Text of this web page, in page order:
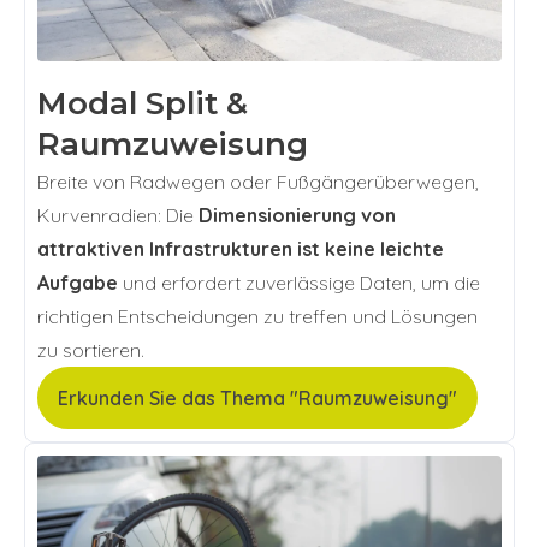
Modal Split &
Raumzuweisung
Breite von Radwegen oder Fußgängerüberwegen,
Kurvenradien: Die Dimensionierung von
attraktiven Infrastrukturen ist keine leichte
Aufgabe und erfordert zuverlässige Daten, um die
richtigen Entscheidungen zu treffen und Lösungen
zu sortieren.
Erkunden Sie das Thema "Raumzuweisung"